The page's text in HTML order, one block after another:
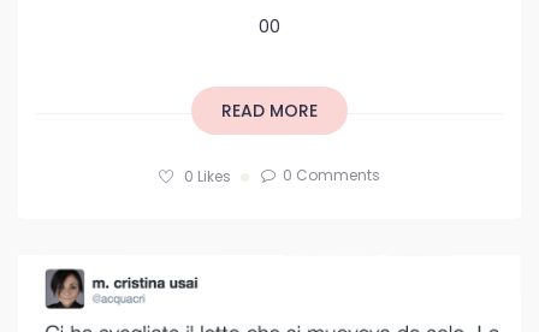
00
READ MORE
0 Likes 0 Comments